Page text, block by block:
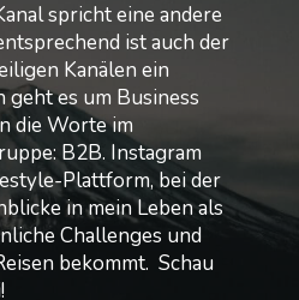
spricht eine andere
ist auch der
Kanälen ein
geht es um Business
die Worte im
B2B. Instagram
Plattform, bei der
in mein Leben als
Challenges und
bekommt. Schau